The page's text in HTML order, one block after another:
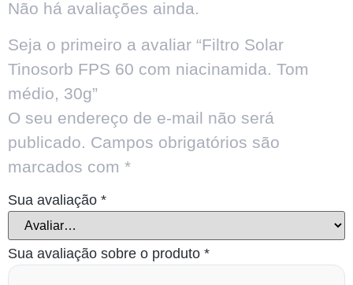
Não há avaliações ainda.
Seja o primeiro a avaliar “Filtro Solar
Tinosorb FPS 60 com niacinamida. Tom
médio, 30g”
O seu endereço de e-mail não será
publicado. Campos obrigatórios são
marcados com *
Sua avaliação *
Sua avaliação sobre o produto *